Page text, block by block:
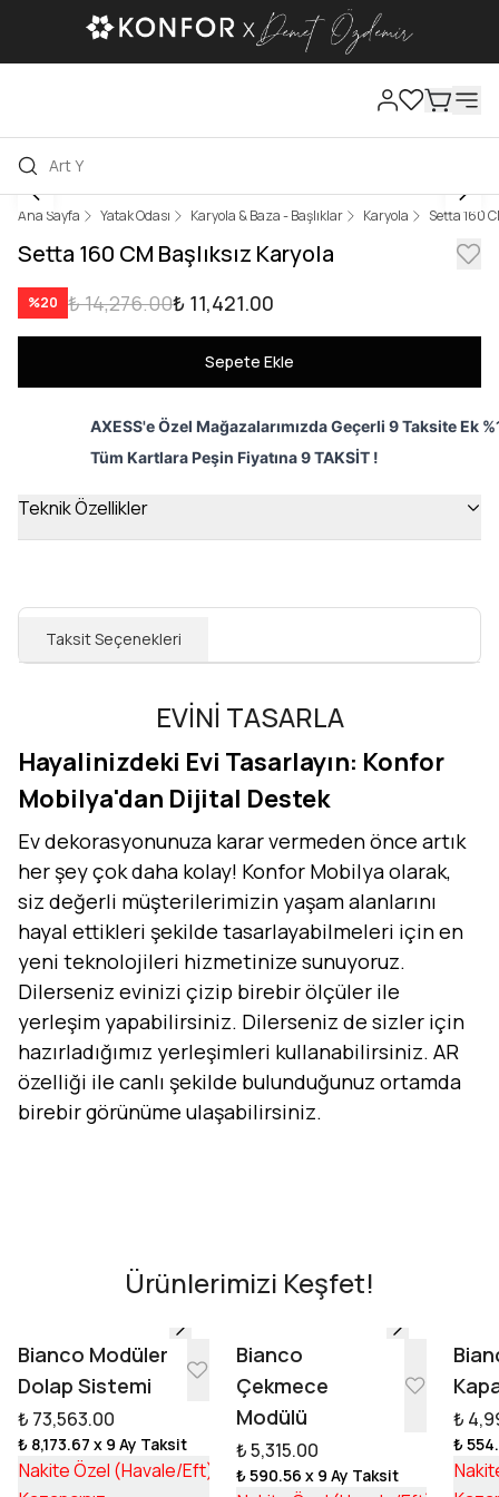
Ana Sayfa Yatak Odası Karyola & Baza - Başlıklar Karyola Setta 160
Setta 160 CM Başlıksız Karyola
%20 ₺ 14,276.00₺ 11,421.00
Sepete Ekle
AXESS'e Özel Mağazalarımızda Geçerli 9 Taksite Ek
Tüm Kartlara Peşin Fiyatına 9 TAKSİT !
Teknik Özellikler
Taksit Seçenekleri
EVİNİ TASARLA
Hayalinizdeki Evi Tasarlayın: Konfor
Mobilya'dan Dijital Destek
Ev dekorasyonunuza karar vermeden önce artık
her şey çok daha kolay! Konfor Mobilya olarak,
siz değerli müşterilerimizin yaşam alanlarını
hayal ettikleri şekilde tasarlayabilmeleri için en
yeni teknolojileri hizmetinize sunuyoruz.
Dilerseniz evinizi çizip birebir ölçüler ile
yerleşim yapabilirsiniz. Dilerseniz de sizler için
hazırladığımız yerleşimleri kullanabilirsiniz. AR
özelliği ile canlı şekilde bulunduğunuz ortamda
birebir görünüme ulaşabilirsiniz.
Tasarıma Başla
Ürünlerimizi Keşfet!
Bianco Modüler
Dolap Sistemi
₺ 73,563.00
₺ 8,173.67 x 9 Ay Taksit
Nakite Özel (Havale/Eft) ₺ 55,253.17
Bianco
Çekmece
Modülü
₺ 5,315.00
₺ 590.56 x 9 Ay Taksit
₺
₺